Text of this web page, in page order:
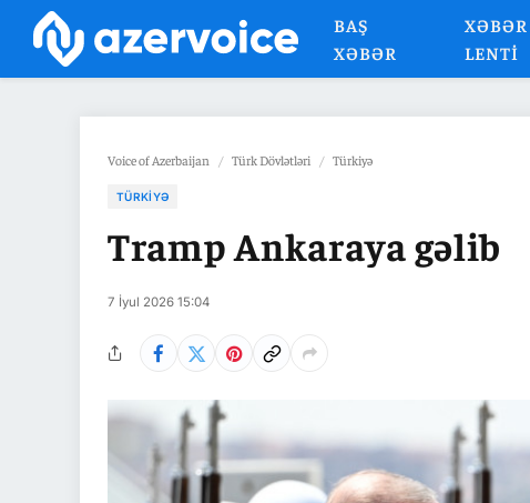
BAŞ
XƏBƏR
XƏBƏR
LENTI
Voice of Azerbaijan / Türk Dövlətləri / Türkiyə
TÜRKIYƏ
Tramp Ankaraya gəlib
7 İyul 2026 15:04